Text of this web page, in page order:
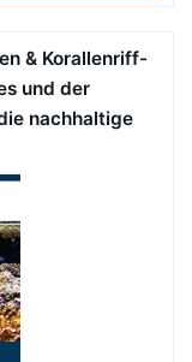
& Korallenriff-
und der
nachhaltige